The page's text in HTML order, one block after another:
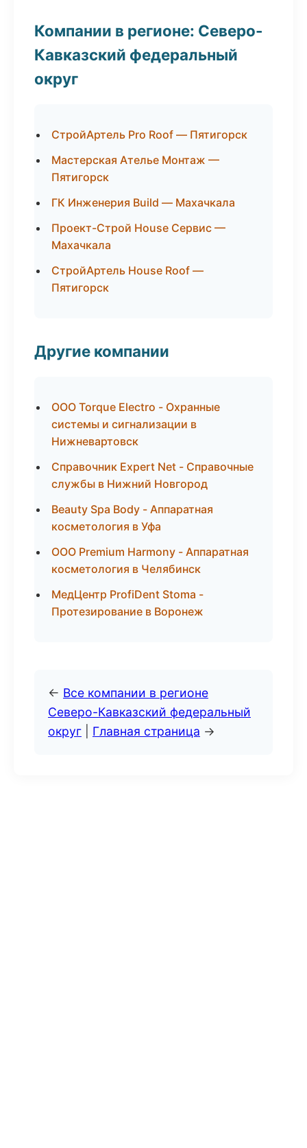
Компании в регионе: Северо-
Кавказский федеральный
округ
СтройАртель Pro Roof — Пятигорск
Мастерская Ателье Монтаж —
Пятигорск
ГК Инженерия Build — Махачкала
Проект-Строй House Сервис —
Махачкала
СтройАртель House Roof —
Пятигорск
Другие компании
ООО Torque Electro - Охранные
системы и сигнализации в
Нижневартовск
Справочник Expert Net - Справочные
службы в Нижний Новгород
Beauty Spa Body - Аппаратная
косметология в Уфа
ООО Premium Harmony - Аппаратная
косметология в Челябинск
МедЦентр ProfiDent Stoma -
Протезирование в Воронеж
← Все компании в регионе
Северо-Кавказский федеральный
округ
Главная страница →